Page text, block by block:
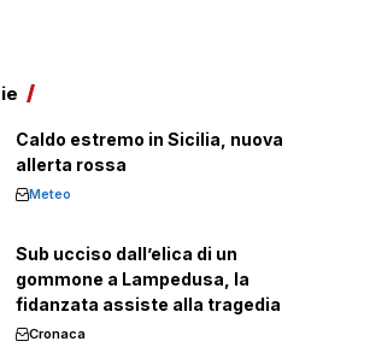
Caldo estremo in Sicilia, nuova
allerta rossa
Meteo
Sub ucciso dall’elica di un
gommone a Lampedusa, la
fidanzata assiste alla tragedia
Cronaca